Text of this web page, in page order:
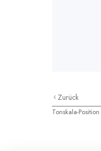
Zurück
Tonskala-Position